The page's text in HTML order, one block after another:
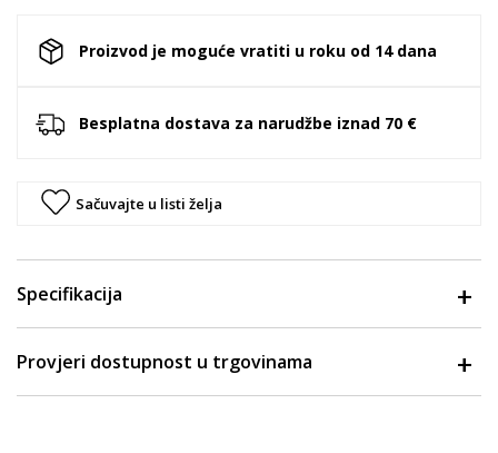
Proizvod je moguće vratiti u roku od 14 dana
Besplatna dostava za narudžbe iznad 70 €
Sačuvajte u listi želja
Specifikacija
Provjeri dostupnost u trgovinama